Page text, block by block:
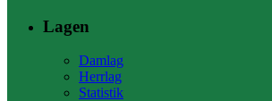
Lagen
Damlag
Herrlag
Statistik